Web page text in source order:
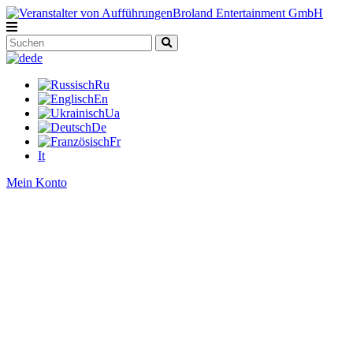
de
Ru
En
Ua
De
Fr
It
Mein Konto